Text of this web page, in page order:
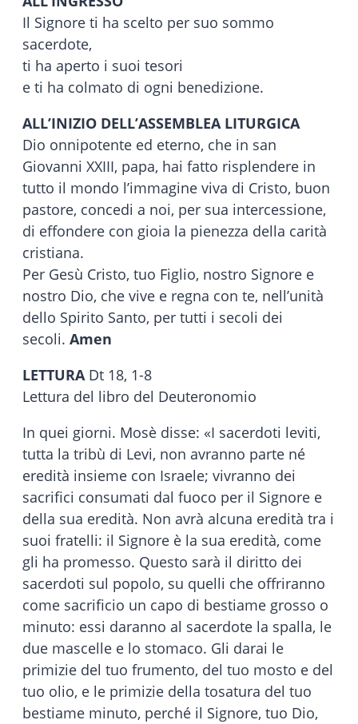
Il Signore ti ha scelto per suo sommo
sacerdote,
ti ha aperto i suoi tesori
e ti ha colmato di ogni benedizione.
ALL’INIZIO DELL’ASSEMBLEA LITURGICA
Dio onnipotente ed eterno, che in san
Giovanni XXIII, papa, hai fatto risplendere in
tutto il mondo l’immagine viva di Cristo, buon
pastore, concedi a noi, per sua intercessione,
di effondere con gioia la pienezza della carità
cristiana.
Per Gesù Cristo, tuo Figlio, nostro Signore e
nostro Dio, che vive e regna con te, nell’unità
dello Spirito Santo, per tutti i secoli dei
secoli. Amen
LETTURADt 18, 1-8
Lettura del libro del Deuteronomio
In quei giorni. Mosè disse: «I sacerdoti leviti,
tutta la tribù di Levi, non avranno parte né
eredità insieme con Israele; vivranno dei
sacrifici consumati dal fuoco per il Signore e
della sua eredità. Non avrà alcuna eredità tra i
suoi fratelli: il Signore è la sua eredità, come
gli ha promesso. Questo sarà il diritto dei
sacerdoti sul popolo, su quelli che offriranno
come sacrificio un capo di bestiame grosso o
minuto: essi daranno al sacerdote la spalla, le
due mascelle e lo stomaco. Gli darai le
primizie del tuo frumento, del tuo mosto e del
tuo olio, e le primizie della tosatura del tuo
bestiame minuto, perché il Signore, tuo Dio,